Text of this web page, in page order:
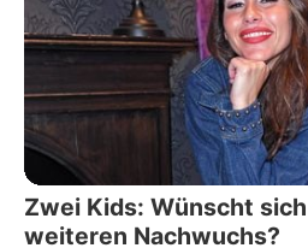
Zwei Kids: Wünscht
weiteren Nachwuchs?